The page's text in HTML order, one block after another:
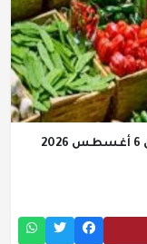
أسعار الخضروات والفواكه اليوم الخميس 6 أغسطس 2026